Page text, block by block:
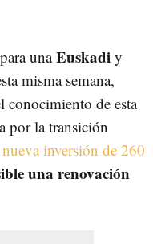
unaEuskadi y
misma semana,
conocimiento de esta
por la transición
nueva inversión de 260
una renovación